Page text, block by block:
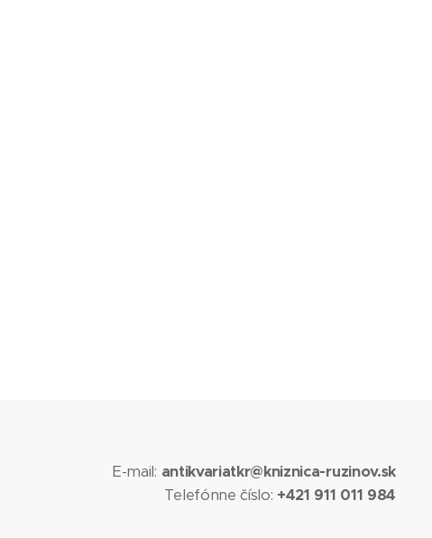
E-mail: antikvariatkr@kniznica-ruzinov.sk
Telefónne číslo: +421 911 011 984